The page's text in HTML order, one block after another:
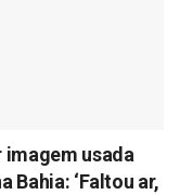
usada
Bahia: ‘Faltou ar,